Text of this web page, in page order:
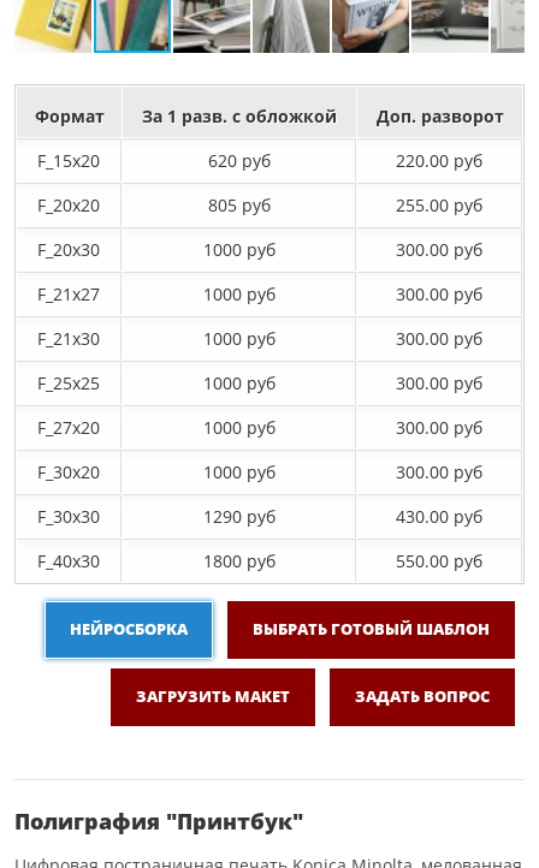
Формат За 1 разв. с обложкой
Доп. разворот
F_15х20
620 руб
220.00 руб
F_20х20
805 руб
255.00 руб
F_20х30
1000 руб
300.00 руб
F_21х27
1000 руб
300.00 руб
F_21х30
1000 руб
300.00 руб
F_25х25
1000 руб
300.00 руб
F_27x20
1000 руб
300.00 руб
F_30х20
1000 руб
300.00 руб
F_30х30
1290 руб
430.00 руб
F_40x30
1800 руб 550.00 руб
НЕЙРОСБОРКА ВЫБРАТЬ ГОТОВЫЙ ШАБЛОН
ЗАГРУЗИТЬ МАКЕТ ЗАДАТЬ ВОПРОС
Полиграфия "Принтбук"